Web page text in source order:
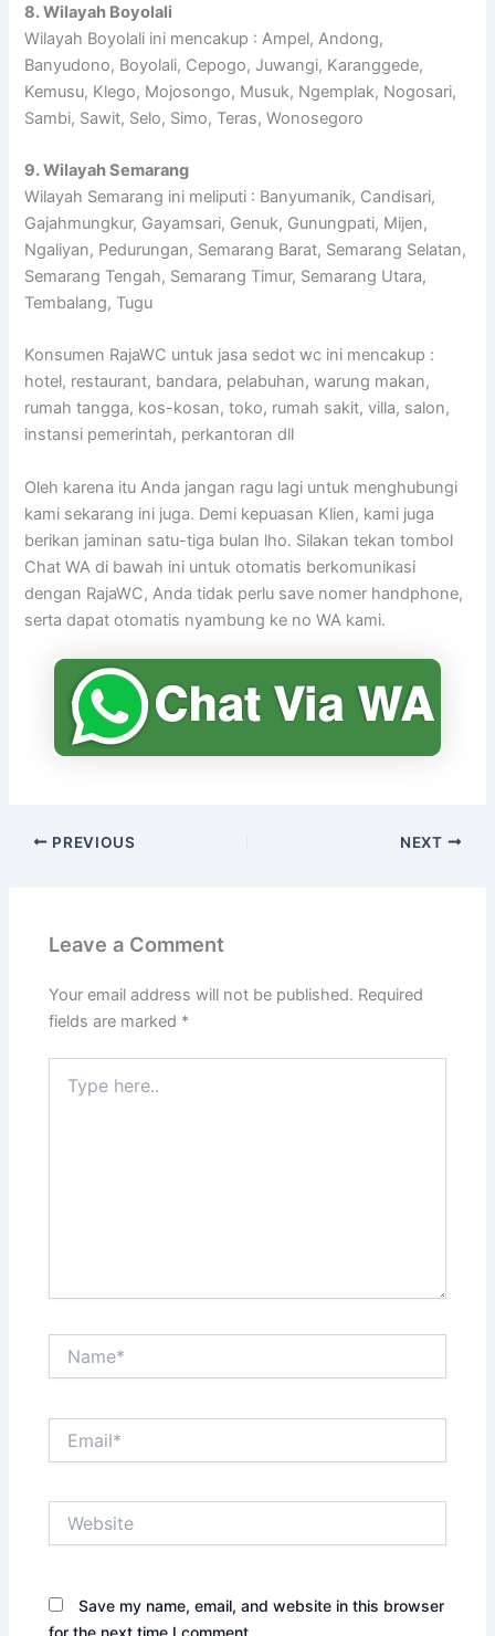
8. Wilayah Boyolali
Wilayah Boyolali ini mencakup : Ampel, Andong,
Banyudono, Boyolali, Cepogo, Juwangi, Karanggede,
Kemusu, Klego, Mojosongo, Musuk, Ngemplak, Nogosari,
Sambi, Sawit, Selo, Simo, Teras, Wonosegoro
9. Wilayah Semarang
Wilayah Semarang ini meliputi : Banyumanik, Candisari,
Gajahmungkur, Gayamsari, Genuk, Gunungpati, Mijen,
Ngaliyan, Pedurungan, Semarang Barat, Semarang Selatan,
Semarang Tengah, Semarang Timur, Semarang Utara,
Tembalang, Tugu
Konsumen RajaWC untuk jasa sedot wc ini mencakup :
hotel, restaurant, bandara, pelabuhan, warung makan,
rumah tangga, kos-kosan, toko, rumah sakit, villa, salon,
instansi pemerintah, perkantoran dll
Oleh karena itu Anda jangan ragu lagi untuk menghubungi
kami sekarang ini juga. Demi kepuasan Klien, kami juga
berikan jaminan satu-tiga bulan lho. Silakan tekan tombol
Chat WA di bawah ini untuk otomatis berkomunikasi
dengan RajaWC, Anda tidak perlu save nomer handphone,
serta dapat otomatis nyambung ke no WA kami.
PREVIOUS NEXT
Leave a Comment
Your email address will not be published. Required
fields are marked *
here..
Save my name, email, and website in this browser
for the next time I comment.